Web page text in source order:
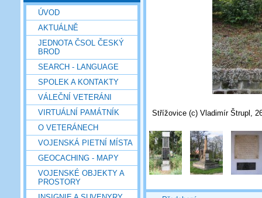
ÚVOD
AKTUÁLNĚ
JEDNOTA ČSOL ČESKÝ
BROD
SEARCH - LANGUAGE
SPOLEK A KONTAKTY
VÁLEČNÍ VETERÁNI
VIRTUÁLNÍ PAMÁTNÍK
O VETERÁNECH
VOJENSKÁ PIETNÍ MÍSTA
GEOCACHING - MAPY
VOJENSKÉ OBJEKTY A
PROSTORY
Střížovice (c) Vladimír Štrupl,